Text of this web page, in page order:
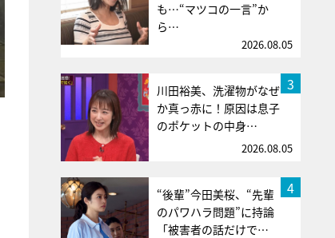
も…“マツコの一言”か
ら…
2026.08.05
3
川田裕美、洗濯物がなぜ
か真っ赤に！原因は息子
のポケットの中身…
2026.08.05
4
“後輩”今田美桜、“先輩
のパワハラ問題”に持論
「被害者の話だけで…